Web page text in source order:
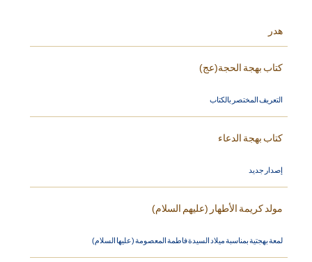
هدر
كتاب بهجة الحجة(عج)
التعريف المختصر بالكتاب
كتاب بهجة الدعاء
إصدار جديد
مولد كريمة الأطهار (عليهم السلام)
لمعة بهجتية بمناسبة ميلاد السيدة فاطمة المعصومة (عليها السلام)